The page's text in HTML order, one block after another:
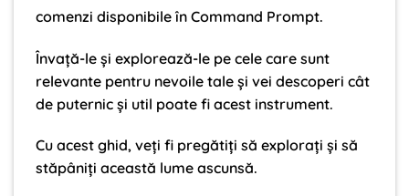
comenzi disponibile în Command Prompt.
Învață-le și explorează-le pe cele care sunt
relevante pentru nevoile tale și vei descoperi cât
de puternic și util poate fi acest instrument.
Cu acest ghid, veți fi pregătiți să explorați și să
stăpâniți această lume ascunsă.